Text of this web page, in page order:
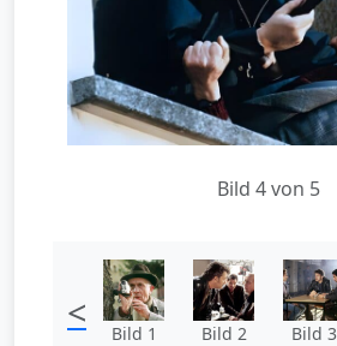
Bild 4 von 5
< Bild 1 Bild 2 Bild 3